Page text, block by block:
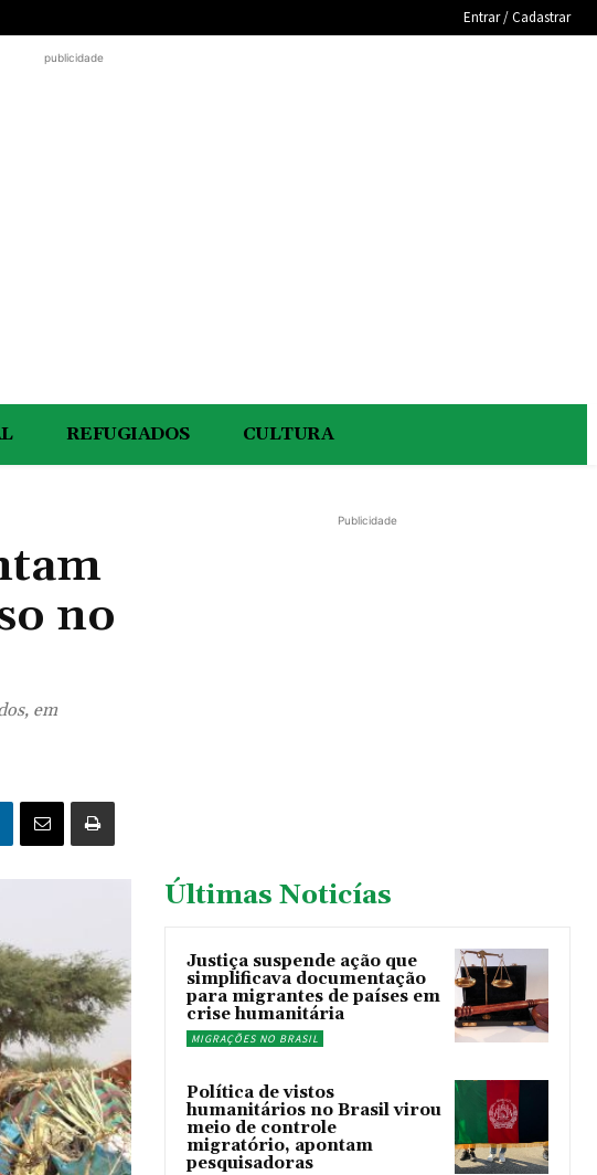
Entrar / Cadastrar
publicidade
REFUGIADOS CULTURA
no
em
Publicidade
Últimas Noticías
Justiça suspende ação que
simplificava documentação
para migrantes de países em
crise humanitária
MIGRAÇÕES NO BRASIL
Política de vistos
humanitários no Brasil virou
meio de controle
migratório, apontam
pesquisadoras